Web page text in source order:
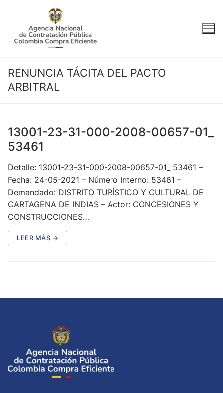
contenido
RENUNCIA TÁCITA DEL PACTO
ARBITRAL
13001-23-31-000-2008-00657-01_
53461
Detalle: 13001-23-31-000-2008-00657-01_ 53461 –
Fecha: 24-05-2021 – Número Interno: 53461 –
Demandado: DISTRITO TURÍSTICO Y CULTURAL DE
CARTAGENA DE INDIAS – Actor: CONCESIONES Y
CONSTRUCCIONES…
LEER MÁS →